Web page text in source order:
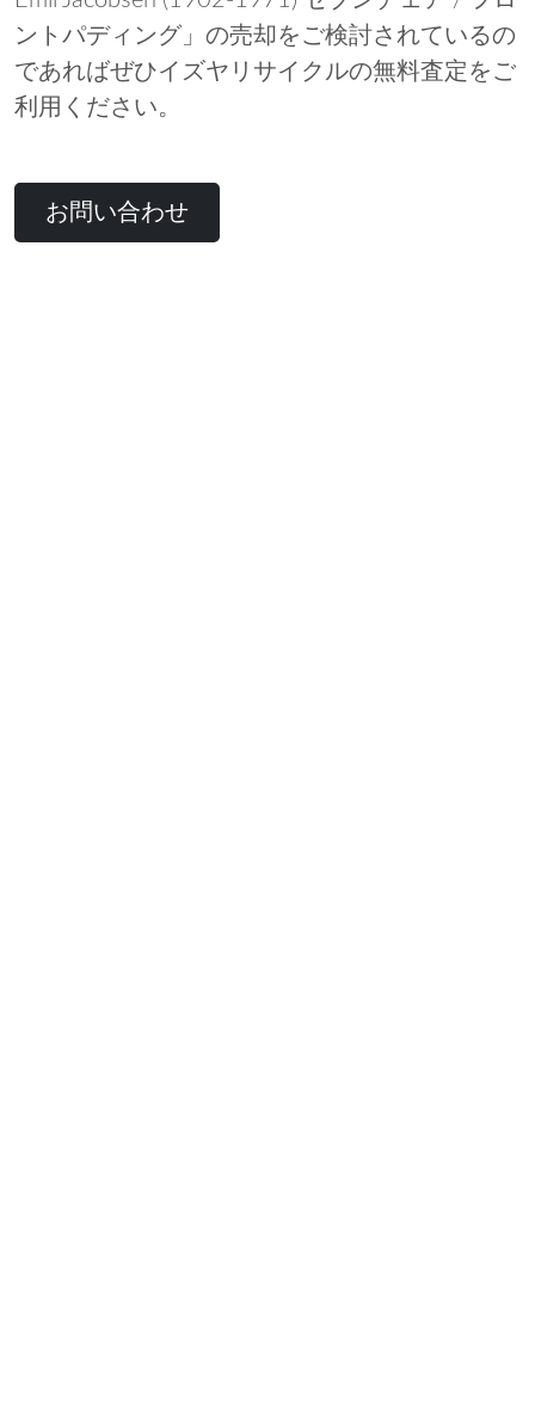
ントパディング」の売却をご検討されているの
であればぜひイズヤリサイクルの無料査定をご
利用ください。
お問い合わせ